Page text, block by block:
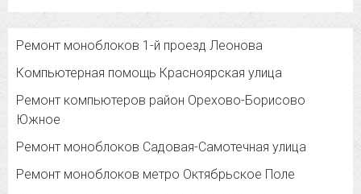
Ремонт моноблоков 1-й проезд Леонова
Компьютерная помощь Красноярская улица
Ремонт компьютеров район Орехово-Борисово
Южное
Ремонт моноблоков Садовая-Самотечная улица
Ремонт моноблоков метро Октябрьское Поле